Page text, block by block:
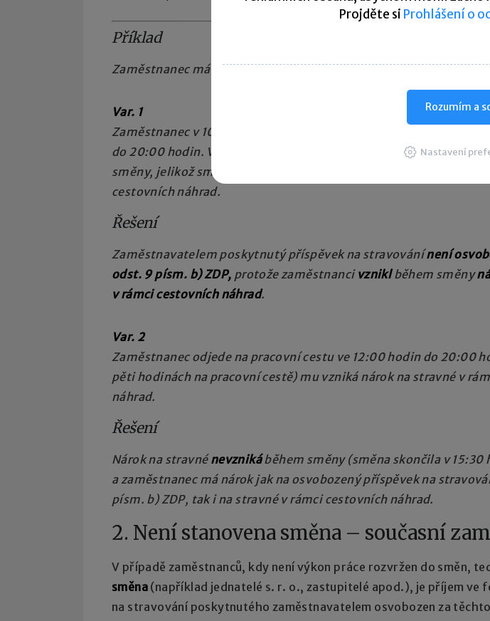
Příklad
Zaměstnanec má stanovenou směnu od 7:00 hodin do 15:30
Var. 1
Zaměstnanec v 10:00 hodin (po odpracování 3 hodin) odjede na
do 20:00 hodin. V 15:00 hodin, po pěti hodinách na pracovní cestě
směny, jelikož směna končí v 15:30 hodin) mu vzniká nárok na
cestovních náhrad.
Řešení
Zaměstnavatelem poskytnutý příspěvek na stravovánínení
odst. 9 písm. b) ZDP, protože zaměstnanci vzniklběhem směny
v rámci cestovních náhrad.
Var. 2
Zaměstnanec odjede na pracovní cestu ve 12:00 hodin do 20:00
pěti hodinách na pracovní cestě) mu vzniká nárok na stravné v
náhrad.
Řešení
Nárok na stravné nevznikáběhem směny (směna skončila v 15:30
a zaměstnanec má nárok jak na osvobozený příspěvek na
písm. b) ZDP, tak i na stravné v rámci cestovních náhrad.
2. Není stanovena směna – současní
V případě zaměstnanců, kdy není výkon práce rozvržen do směn,
směna (například jednatelé s. r. o., zastupitelé apod.), je příjem ve
na stravování poskytnutého zaměstnavatelem osvobozen za
Projděte si Prohlášení o
Rozumím a
Nastavení